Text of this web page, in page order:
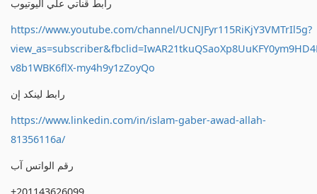
رابط قناتي علي اليوتيوب
https://www.youtube.com/channel/UCNJFyr115RiKjY3VMTrIl5g?
v8b1WBK6flX-my4h9y1zZoyQo
رابط لينكد إن
https://www.linkedin.com/in/islam-gaber-awad-allah-
81356116a/
رقم الواتس آب